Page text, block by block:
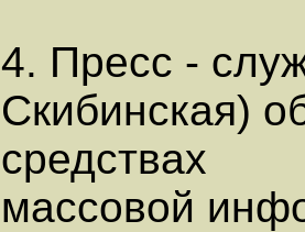
4. Пресс -
Скибинская)
средствах
массовой